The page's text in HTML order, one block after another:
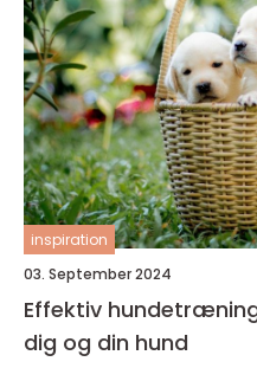
inspiration
03. September 2024
Effektiv
dig og din hund